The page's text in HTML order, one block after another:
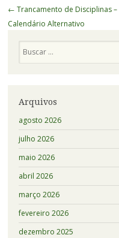
Navegação
de
← Trancamento de Disciplinas –
Calendário Alternativo
Arquivos
agosto 2026
julho 2026
maio 2026
abril 2026
março 2026
fevereiro 2026
dezembro 2025